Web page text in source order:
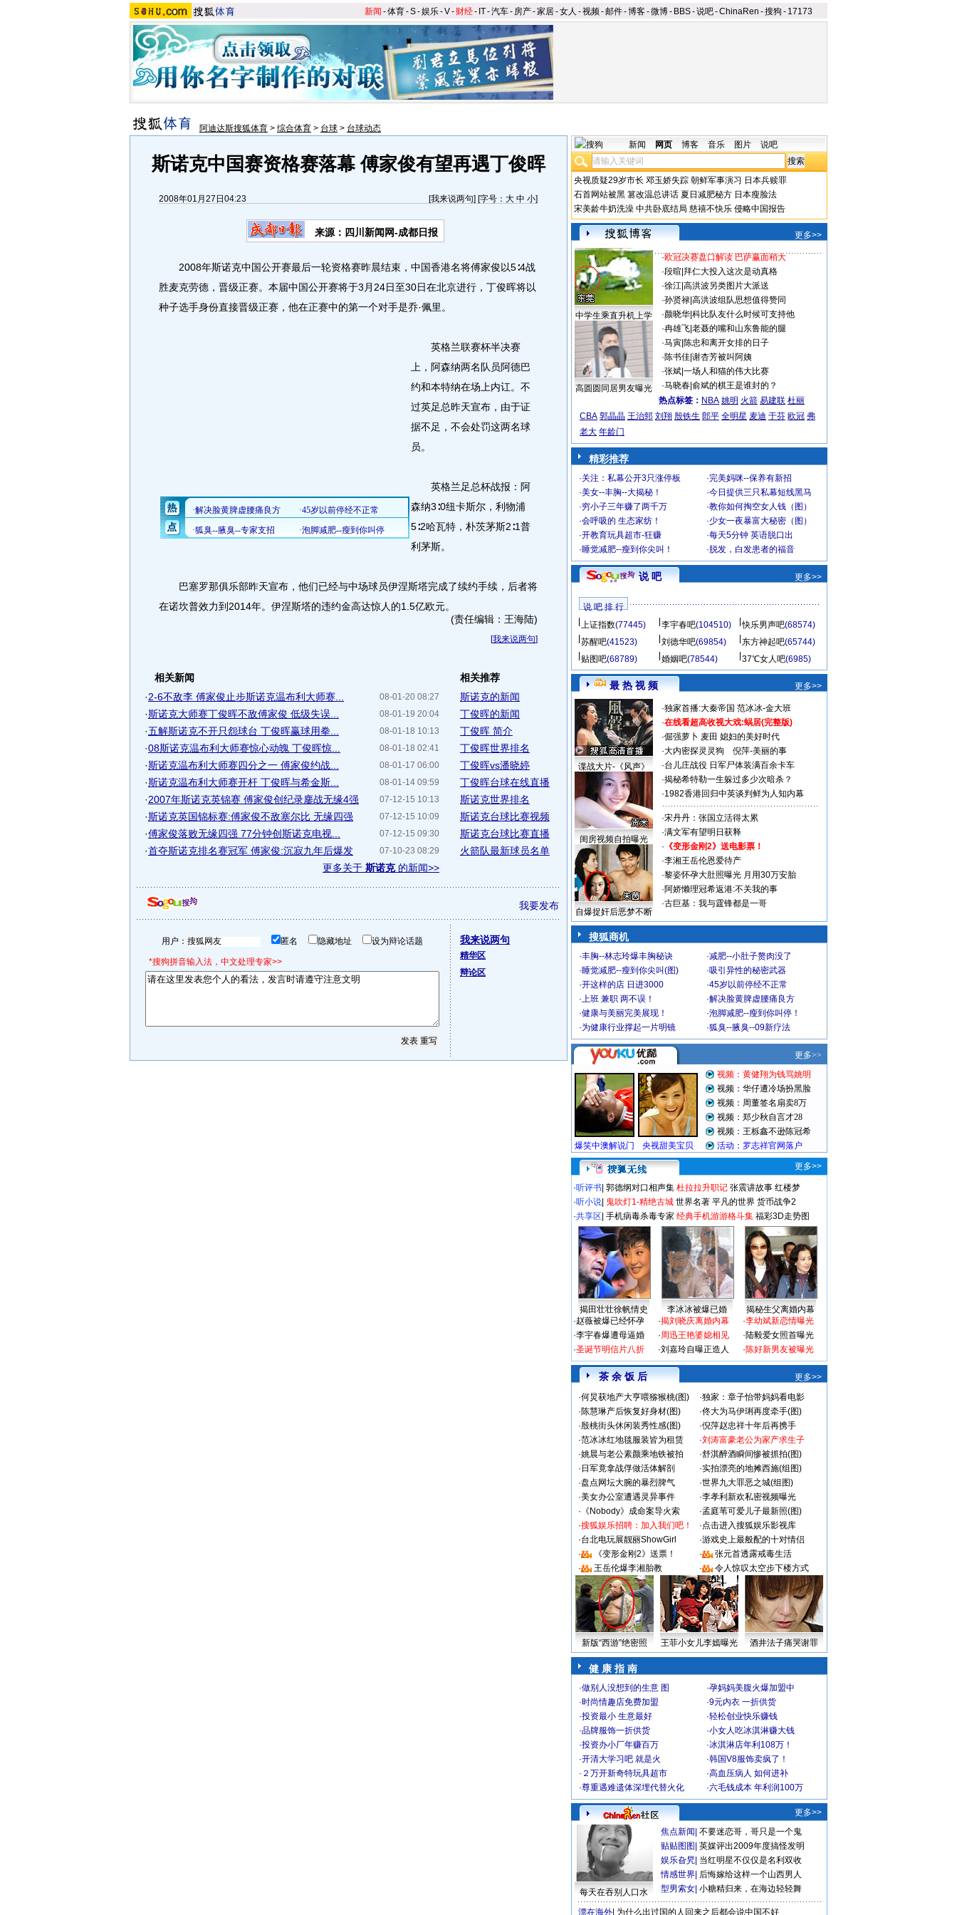
新闻 -体育-S-娱乐-V- 财经- IT-汽车- 房产-家居-女人 -视频-邮件-博客-微博- BBS-说吧-ChinaRen -搜狗 - 17173
阿迪达斯搜狐体育 > 综合体育 > 台球 > 台球动态
斯诺克中国赛资格赛落幕 傅家俊有望再遇丁俊晖
2008年01月27日04:23 [我来说两句] [字号： 大 中 小]
来源：四川新闻网-成都日报
2008年斯诺克中国公开赛最后一轮资格赛昨晨结束，中国香港名将傅家俊以5∶4战
胜麦克劳德，晋级正赛。本届中国公开赛将于3月24日至30日在北京进行，丁俊晖将以
种子选手身份直接晋级正赛，他在正赛中的第一个对手是乔·佩里。
英格兰联赛杯半决赛
上，阿森纳两名队员阿德巴
约和本特纳在场上内讧。不
过英足总昨天宣布，由于证
据不足，不会处罚这两名球
员。
英格兰足总杯战报：阿
森纳3∶0纽卡斯尔，利物浦
5∶2哈瓦特，朴茨茅斯2∶1普
利茅斯。
巴塞罗那俱乐部昨天宣布，他们已经与中场球员伊涅斯塔完成了续约手续，后者将
在诺坎普效力到2014年。伊涅斯塔的违约金高达惊人的1.5亿欧元。
(责任编辑：王海陆)
[我来说两句]
相关新闻
08-01-20 08:27
·2-6不敌李 傅家俊止步斯诺克温布利大师赛...
08-01-19 20:04
·斯诺克大师赛丁俊晖不敌傅家俊 低级失误...
08-01-18 10:13
·五解斯诺克不开只怨球台 丁俊晖赢球用拳...
08-01-18 02:41
·08斯诺克温布利大师赛惊心动魄 丁俊晖惊...
08-01-17 06:00
·斯诺克温布利大师赛四分之一 傅家俊约战...
08-01-14 09:59
·斯诺克温布利大师赛开杆 丁俊晖与希金斯...
07-12-15 10:13
·2007年斯诺克英锦赛 傅家俊创纪录鏖战无缘4强
07-12-15 10:09
·斯诺克英国锦标赛:傅家俊不敌塞尔比 无缘四强
07-12-15 09:30
·傅家俊落败无缘四强 77分钟创斯诺克电视...
07-10-23 08:29
·首夺斯诺克排名赛冠军 傅家俊:沉寂九年后爆发
更多关于 斯诺克的新闻>>
相关推荐
斯诺克的新闻
丁俊晖的新闻
丁俊晖 简介
丁俊晖世界排名
丁俊晖vs潘晓婷
丁俊晖台球在线直播
斯诺克世界排名
斯诺克台球比赛视频
斯诺克台球比赛直播
火箭队最新球员名单
我要发布
用户： 匿名 隐藏地址 设为辩论话题
*搜狗拼音输入法，中文处理专家>>
我来说两句
精华区
辩论区
新闻 网页 博客 音乐 图片 说吧
央视质疑29岁市长 邓玉娇失踪 朝鲜军事演习 日本兵赎罪
石首网站被黑 篡改温总讲话 夏日减肥秘方 日本瘦脸法
宋美龄牛奶洗澡 中共卧底结局 慈禧不快乐 侵略中国报告
更多>>
中学生乘直升机上学
高圆圆同居男友曝光
·欧冠决赛盘口解读 巴萨赢面稍大
·段暄 拜仁大投入这次是动真格
·徐江| 高洪波另类图片大派送
·孙贤禄| 高洪波组队思想值得赞同
·颜晓华| 科比队友什么时候可支持他
·冉雄飞| 老聂的嘴和山东鲁能的腿
·马寅| 陈忠和离开女排的日子
·陈书佳| 谢杏芳被叫阿姨
·张斌| 一场人和猫的伟大比赛
·马晓春| 俞斌的棋王是谁封的？
热点标签： NBA 姚明 火箭 易建联 杜丽
CBA 郭晶晶 王治郅 刘翔 殷铁生 郎平 全明星 麦迪 于芬 欧冠 弗
老大 年龄门
精彩推荐
·关注：私幕公开3只涨停板 ·完美妈咪--保养有新招
·美女--丰胸--大揭秘！ ·今日提供三只私幕短线黑马
·穷小子三年赚了两千万 ·教你如何掏空女人钱（图）
·会呼吸的 生态家纺！ ·少女一夜暴富大秘密（图）
·开教育玩具超市-狂赚 ·每天5分钟 英语脱口出
·睡觉减肥--瘦到你尖叫！ · 脱发，白发患者的福音
说 吧 更多>>
说 吧 排 行
上证指数(77445) 李宇春吧(104510) 快乐男声吧(68574)
苏醒吧(41523) 刘德华吧(69854) 东方神起吧(65744)
贴图吧(68789) 婚姻吧(78544) 37℃女人吧(6985)
最 热 视 频 更多>>
谍战大片-《风声》
闺房视频自拍曝光
自爆捉奸后恶梦不断
·独家首播:大秦帝国 范冰冰-金大班
·在线看超高收视大戏:蜗居(完整版)
·倔强萝卜 麦田 媳妇的美好时代
·大内密探灵灵狗
倪萍-美丽的事
·台儿庄战役 日军尸体装满百余卡车
·揭秘希特勒一生躲过多少次暗杀？
·1982香港回归中英谈判鲜为人知内幕
·宋丹丹：张国立活得太累
·满文军有望明日获释
· 《变形金刚2》送电影票！
·李湘王岳伦恩爱待产
·黎姿怀孕大肚照曝光 月用30万安胎
·阿娇懒理冠希返港:不关我的事
·古巨基：我与霆锋都是一哥
搜狐商机
·丰胸--林志玲爆丰胸秘诀 ·减肥--小肚子赘肉没了
·睡觉减肥--瘦到你尖叫(图) ·吸引异性的秘密武器
·开这样的店 日进3000 ·45岁以前停经不正常
·上班 兼职 两不误！ ·解决脸黄脾虚腰痛良方
·健康与美丽完美展现！ ·泡脚减肥--瘦到你叫停！
·为健康行业撑起一片明镜 ·狐臭--腋臭--09新疗法
更多>>
·听评书 郭德纲对口相声集 杜拉拉升职记 张震讲故事 红楼梦
·听小说 鬼吹灯1-精绝古城 世界名著 平凡的世界 货币战争2
·共享区 手机病毒杀毒专家 经典手机游游格斗集 福彩3D走势图
揭田壮壮徐帆情史 李冰冰被爆已婚
揭秘生父离婚内幕
·赵薇被爆已经怀孕
·李宇春爆遭母逼婚
·圣诞节明信片八折
·揭刘晓庆离婚内幕
·周迅王艳婆媳相见
·刘嘉玲自曝正造人
·李幼斌新恋情曝光
·陆毅爱女照首曝光
·陈好新男友被曝光
茶 余 饭 后
更多>>
·何炅获地产大亨喂猕猴桃(图) ·独家：章子怡带妈妈看电影
·陈慧琳产后恢复好身材(图) ·佟大为马伊琍再度牵手(图)
·殷桃街头休闲装秀性感(图) ·倪萍赵忠祥十年后再携手
·范冰冰红地毯服装皆为租赁 ·刘涛富豪老公为家产求生子
·姚晨与老公素颜乘地铁被拍 ·舒淇醉酒瞬间惨被抓拍(图)
· 日军竟拿战俘做活体解剖 ·实拍漂亮的地摊西施(组图)
·盘点网坛大腕的暴烈脾气 ·世界九大罪恶之城(组图)
·美女办公室遭遇灵异事件 ·李孝利新欢私密视频曝光
· 《Nobody》成命案导火索 ·孟庭苇可爱儿子最新照(图)
·搜狐娱乐招聘：加入我们吧！ ·点击进入搜狐娱乐影视库
·台北电玩展靓丽ShowGirl ·游戏史上最般配的十对情侣
·
《变形金刚2》送票！ ·
张元首透露戒毒生活
·
王岳伦爆李湘胎教 · 令人惊叹太空步下楼方式
新版“西游”绝密照 王菲小女儿李嫣曝光 酒井法子痛哭谢罪
健 康 指 南
·做别人没想到的生意 图 ·孕妈妈美腹火爆加盟中
·时尚情趣店免费加盟 ·9元内衣 一折供货
·投资最小 生意最好 ·轻松创业快乐赚钱
·品牌服饰一折供货 ·小女人吃冰淇淋赚大钱
·投资办小厂年赚百万 ·冰淇淋店年利108万！
·开清大学习吧 就是火 ·韩国V8服饰卖疯了！
· ２万开新奇特玩具超市 ·高血压病人 如何进补
·尊重遇难遗体深埋代替火化 ·六毛钱成本 年利润100万
更多>>
每天在吞别人口水
焦点新闻 不要迷恋哥，哥只是一个鬼
贴贴图图 英媒评出2009年度搞怪发明
娱乐旮旯 当红明星不仅仅是名利双收
情感世界 后悔嫁给这样一个山西男人
型男索女 小糖精归来，在海边轻轻舞
漂在海外 为什么出过国的人回来之后都会说中国不好